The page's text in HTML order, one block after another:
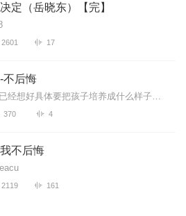
定（岳晓东）【完】
2601 17
不后悔
作为父母，你已经想好具体要把孩子培养成什么样子了吗？假如还没有，看看你都做了什么！教育孩子，从我做起。
370 4
不后悔
2119 161